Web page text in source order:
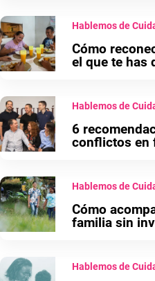
Hablemos de
Cómo
el que te has
Hablemos de
6
conflictos en
Hablemos de
Cómo
familia sin
Hablemos de